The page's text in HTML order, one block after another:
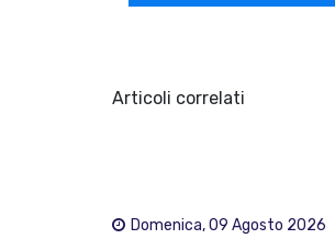
Articoli correlati
Domenica, 09 Agosto 2026